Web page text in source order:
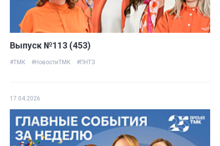
Выпуск №113 (453)
#ТМК #НовостиТМК #ПНТЗ
17.04.2026